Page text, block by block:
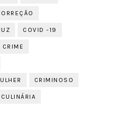
COVID -19
CRIME
CRIMINOSO
CULINÁRIA